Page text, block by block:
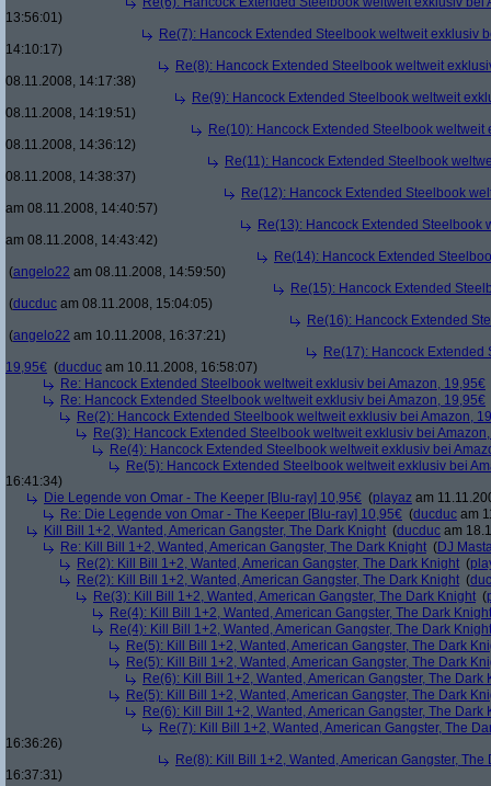
13:56:01)
Re(7): Hancock Extended Steelbook weltweit exklusiv
14:10:17)
Re(8): Hancock Extended Steelbook weltweit
08.11.2008, 14:17:38)
Re(9): Hancock Extended Steelbook weltweit
08.11.2008, 14:19:51)
Re(10): Hancock Extended Steelbook weltweit
08.11.2008, 14:36:12)
Re(11): Hancock Extended Steelbook
08.11.2008, 14:38:37)
Re(12): Hancock Extended Steelbook
am 08.11.2008, 14:40:57)
Re(13): Hancock Extended Steelbook
am 08.11.2008, 14:43:42)
Re(14): Hancock Extended
(angelo22 am 08.11.2008, 14:59:50)
Re(15): Hancock Extended
(ducduc am 08.11.2008, 15:04:05)
Re(16): Hancock Extended
(angelo22 am 10.11.2008, 16:37:21)
Re(17): Hancock
19,95€ (ducduc am 10.11.2008, 16:58:07)
Re: Hancock Extended Steelbook weltweit exklusiv bei Amazon, 19,95€
Re: Hancock Extended Steelbook weltweit exklusiv bei Amazon, 19,95€
Re(2): Hancock Extended Steelbook weltweit exklusiv bei Amazon,
Re(3): Hancock Extended Steelbook weltweit exklusiv bei
Re(4): Hancock Extended Steelbook weltweit exklusiv bei
Re(5): Hancock Extended Steelbook weltweit exklusiv bei
16:41:34)
Die Legende von Omar - The Keeper [Blu-ray] 10,95€ (playaz am
Re: Die Legende von Omar - The Keeper [Blu-ray] 10,95€ (ducduc am
Kill Bill 1+2, Wanted, American Gangster, The Dark Knight (ducduc am
Re: Kill Bill 1+2, Wanted, American Gangster, The Dark Knight (DJ
Re(2): Kill Bill 1+2, Wanted, American Gangster, The Dark Knight (
Re(2): Kill Bill 1+2, Wanted, American Gangster, The Dark Knight (
Re(3): Kill Bill 1+2, Wanted, American Gangster, The Dark Knight (
Re(4): Kill Bill 1+2, Wanted, American Gangster, The Dark Knight
Re(4): Kill Bill 1+2, Wanted, American Gangster, The Dark Knight
Re(5): Kill Bill 1+2, Wanted, American Gangster, The Dark
Re(5): Kill Bill 1+2, Wanted, American Gangster, The Dark
Re(6): Kill Bill 1+2, Wanted, American Gangster, The Dark
Re(5): Kill Bill 1+2, Wanted, American Gangster, The Dark
Re(6): Kill Bill 1+2, Wanted, American Gangster, The Dark
Re(7): Kill Bill 1+2, Wanted, American Gangster, The
16:36:26)
Re(8): Kill Bill 1+2, Wanted, American Gangster, The
16:37:31)